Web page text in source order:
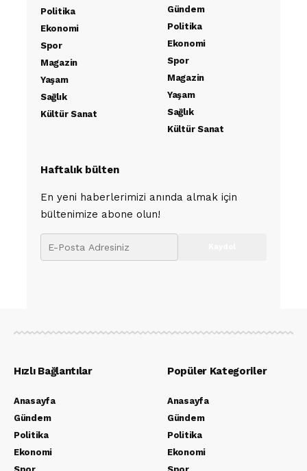
Politika
Ekonomi
Spor
Magazin
Yaşam
Sağlık
Kültür Sanat
Gündem
Politika
Ekonomi
Spor
Magazin
Yaşam
Sağlık
Kültür Sanat
Haftalık bülten
En yeni haberlerimizi anında almak için
bültenimize abone olun!
Hızlı Bağlantılar
Anasayfa
Gündem
Politika
Ekonomi
Popüler Kategoriler
Anasayfa
Gündem
Politika
Ekonomi